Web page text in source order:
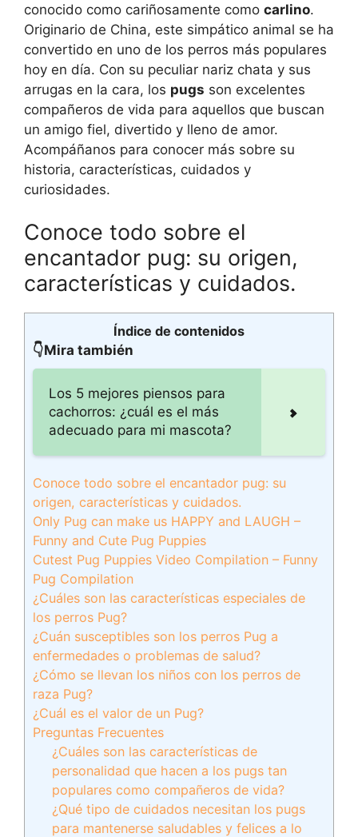
conocido como cariñosamente como carlino.
Originario de China, este simpático animal se ha
convertido en uno de los perros más populares
hoy en día. Con su peculiar nariz chata y sus
arrugas en la cara, los pugs son excelentes
compañeros de vida para aquellos que buscan
un amigo fiel, divertido y lleno de amor.
Acompáñanos para conocer más sobre su
historia, características, cuidados y
curiosidades.
Conoce todo sobre el
encantador pug: su origen,
características y cuidados.
Índice de contenidos
👇Mira también
Los 5 mejores piensos para
cachorros: ¿cuál es el más
adecuado para mi mascota?
Conoce todo sobre el encantador pug: su
origen, características y cuidados.
Only Pug can make us HAPPY and LAUGH –
Funny and Cute Pug Puppies
Cutest Pug Puppies Video Compilation – Funny
Pug Compilation
¿Cuáles son las características especiales de
los perros Pug?
¿Cuán susceptibles son los perros Pug a
enfermedades o problemas de salud?
¿Cómo se llevan los niños con los perros de
raza Pug?
¿Cuál es el valor de un Pug?
Preguntas Frecuentes
¿Cuáles son las características de
personalidad que hacen a los pugs tan
populares como compañeros de vida?
¿Qué tipo de cuidados necesitan los pugs
para mantenerse saludables y felices a lo